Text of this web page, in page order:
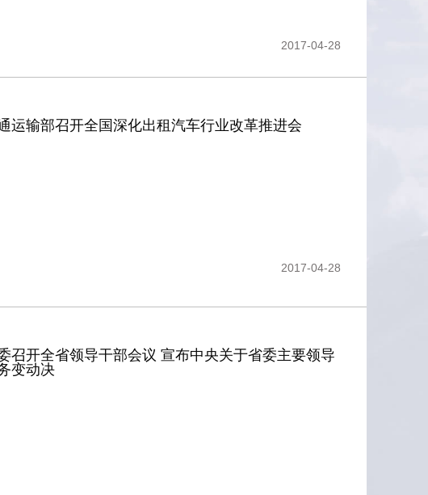
2017-04-28
运输部召开全国深化出租汽车行业改革推进会
2017-04-28
召开全省领导干部会议 宣布中央关于省委主要领导
变动决